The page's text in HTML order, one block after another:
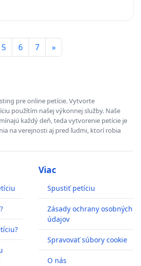
– 18.00 HOD. A PRAVIDELNÁ
C-AREA NA
5 6 7 »
pre online petície. Vytvorte
použítím našej výkonnej služby. Naše
každý deň, teda vytvorenie petície je
na verejnosti aj pred ľudmi, ktorí robia
Viac
Spustiť petíciu
Zásady ochrany osobných
údajov
Spravovať súbory cookie
O nás